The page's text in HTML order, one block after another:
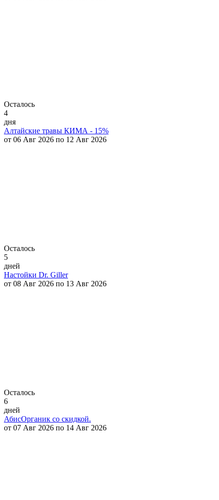
Осталось
4
дня
Алтайские травы КИМА - 15%
от 06 Авг 2026 по 12 Авг 2026
Осталось
5
дней
Настойки Dr. Giller
от 08 Авг 2026 по 13 Авг 2026
Осталось
6
дней
АбисОрганик со скидкой.
от 07 Авг 2026 по 14 Авг 2026